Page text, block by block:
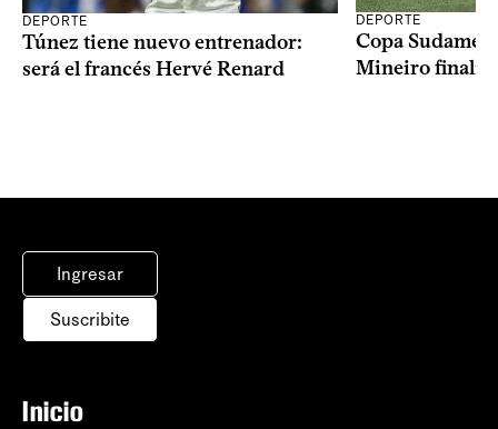
DEPORTE
Túnez tiene nuevo entrenador:
será el francés Hervé Renard
DEPORTE
Copa
Mineiro
Ingresar
Suscribite
Inicio